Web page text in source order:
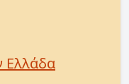
Ελλάδα